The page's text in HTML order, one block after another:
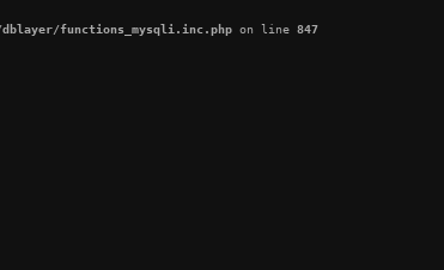
functions_mysqli.inc.php on line 847